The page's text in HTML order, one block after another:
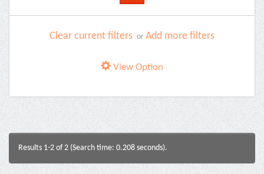
Clear current filters or Add more filters
View Option
Results 1-2 of 2 (Search time: 0.208 seconds).